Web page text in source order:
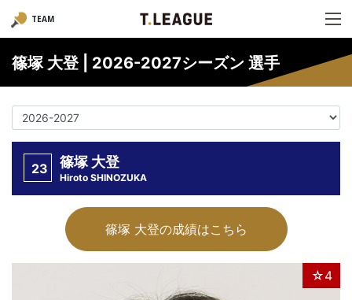
TEAM
篠塚 大登 | 2026-2027シーズン 選手
23 篠塚 大登
Hiroto SHINOZUKA
篠塚 大登の成績はこちら
☆4